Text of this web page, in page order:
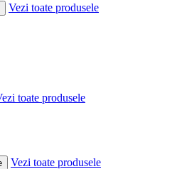
Vezi toate produsele
toate produsele
Vezi toate produsele